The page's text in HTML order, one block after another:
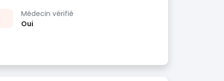
Médecin vérifié
Oui